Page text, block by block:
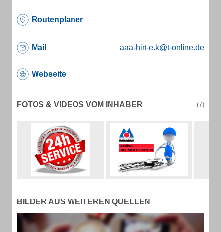
Routenplaner
Mail aaa-hirt-e.k@t-online.de
Webseite
FOTOS & VIDEOS VOM INHABER (7)
BILDER AUS WEITEREN QUELLEN